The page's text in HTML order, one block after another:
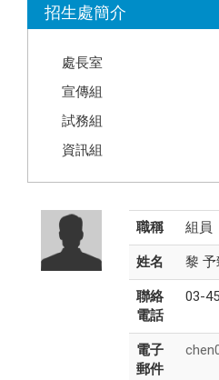
招生處簡介
處長室
宣傳組
試務組
資訊組
職稱 組員
姓名 黎 予
聯絡
電話
03-
電子
郵件